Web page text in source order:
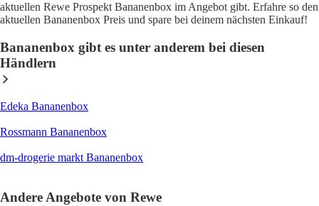
aktuellen Rewe Prospekt Bananenbox im Angebot gibt. Erfahre so den
aktuellen Bananenbox Preis und spare bei deinem nächsten Einkauf!
Bananenbox gibt es unter anderem bei diesen
Händlern
Edeka Bananenbox
Rossmann Bananenbox
dm-drogerie markt Bananenbox
Andere Angebote von Rewe